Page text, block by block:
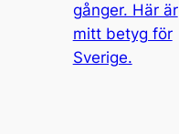
gånger. Här är
mitt betyg för
Sverige.